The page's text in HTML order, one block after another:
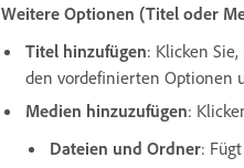
Weitere Optionen (Titel oder
Titel hinzufügen: Klicken
den vordefinierten Optionen
Medien hinzuzufügen:
Dateien und Ordner: